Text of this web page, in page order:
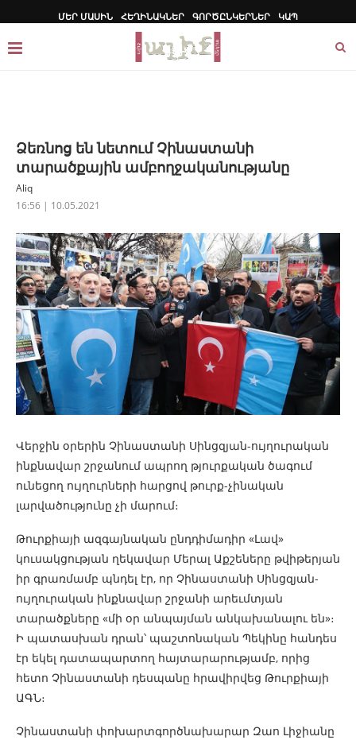
ՄԵՐ ՄԱՍԻՆ ՀԵՂԻՆԱԿՆԵՐ ԳՈՐԾԸՆԿԵՐՆԵՐ ԿԱՊ
Ձեռնոց են նետում Չինաստանի
տարածքային ամբողջականությանը
Aliq
16:56 | 10.05.2021
Վերջին օրերին Չինաստանի Սինցզյան-ույղուրական
ինքնավար շրջանում ապրող թյուրքական ծագում
ունեցող ույղուրների հարցով թուրք-չինական
լարվածությունը չի մարում։
Թուրքիայի ազգայնական ընդդիմադիր «Լավ»
կուսակցության ղեկավար Մերալ Աքշեները թվիթերյան
իր գրառմամբ պնդել էր, որ Չինաստանի Սինցզյան-
ույղուրական ինքնավար շրջանի արեւմտյան
տարածքները «մի օր անպայման անկախանալու են»։
Ի պատասխան դրան՝ պաշտոնական Պեկինը հանդես
էր եկել դատապարտող հայտարարությամբ, որից
հետո Չինաստանի դեսպանը հրավիրվեց Թուրքիայի
ԱԳՆ։
Չինաստանի փոխարտգործնախարար Զաո Լիջիանը